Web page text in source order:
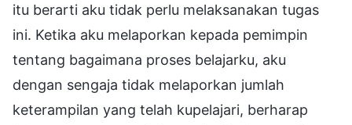
itu berarti aku tidak perlu melaksanakan tugas
ini. Ketika aku melaporkan kepada pemimpin
tentang bagaimana proses belajarku, aku
dengan sengaja tidak melaporkan jumlah
keterampilan yang telah kupelajari, berharap